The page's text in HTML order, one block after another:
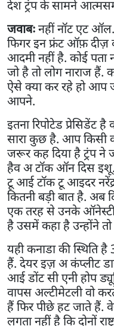
देश ट्रंप के सामने
जवाबःनहीं नॉट एट
फिगर इन फ्रंट ऑफ़ दीज़
आदमी नहीं है. कोई
जो है तो लोग नाराज हैं.
ऐसे क्या कर रहे हो आप
आपने.
इतना रिपोटेड प्रेसिडेंट है
सारा कुछ है. आप किसी
जरूर कह दिया है ट्रंप ने
हैव अ टॉक ऑन दिस इशू.
टू आई टॉक टू आइदर
कितनी बड़ी बात है. अब
एक तरह से उनके ऑनेस्टी
है उसमें कहा है उन्होंने
यही कनाडा की स्थिति
हैं. देयर इज़ अ कंप्लीट
आई डोंट सी एनी होप
वापस अल्टीमेटली वो
हैं फिर पीछे हट जाते हैं.
लगता नहीं है कि दोनों